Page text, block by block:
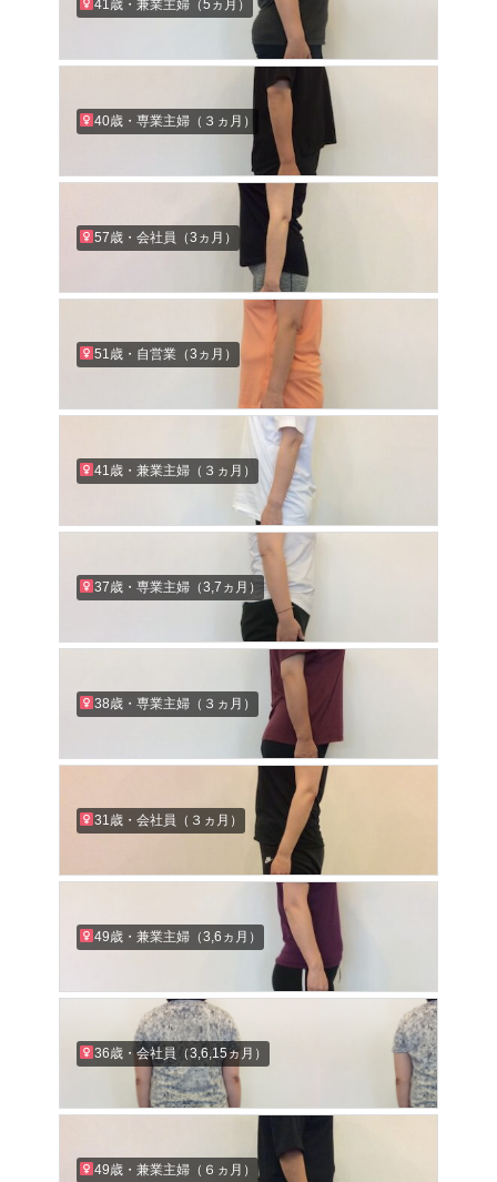
41歳・兼業主婦（5ヵ月）
40歳・専業主婦（３ヵ月）
57歳・会社員（3ヵ月）
51歳・自営業（3ヵ月）
41歳・兼業主婦（３ヵ月）
37歳・専業主婦（3,7ヵ月）
38歳・専業主婦（３ヵ月）
31歳・会社員（３ヵ月）
49歳・兼業主婦（3,6ヵ月）
36歳・会社員（3,6,15ヵ月）
49歳・兼業主婦（６ヵ月）